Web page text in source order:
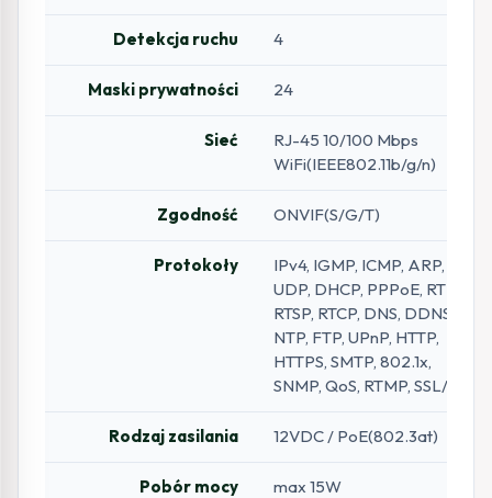
Detekcja ruchu 4
Maski prywatności 24
Sieć
RJ-45 10/100 Mbps
WiFi(IEEE802.11b/g/n)
Zgodność ONVIF(S/G/T)
Protokoły
IPv4, IGMP, ICMP, ARP, TCP,
UDP, DHCP, PPPoE, RTP,
RTSP, RTCP, DNS, DDNS,
NTP, FTP, UPnP, HTTP,
HTTPS, SMTP, 802.1x,
SNMP, QoS, RTMP, SSL/TLS
Rodzaj zasilania 12VDC / PoE(802.3at)
Pobór mocy max 15W